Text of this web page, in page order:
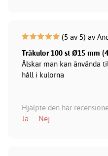
(5 av 5) av
Träkulor 100 st Ø15 mm
Älskar man kan änvända
håll i kulorna
Hjälpte den här
Ja
Nej